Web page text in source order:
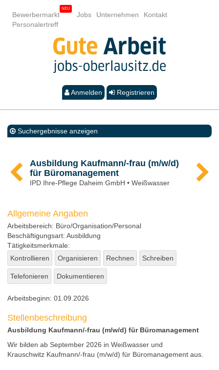
Bewerbermarkt Jobs Unternehmen
Kontakt
Personalertreff
Anmelden Registrieren
Suchergebnisse anzeigen
Ausbildung Kaufmann/-frau (m/w/d)
für Büromanagement
IPD Ihre-Pflege Daheim GmbH • Weißwasser
Allgemeine Angaben
Arbeitsbereich: Büro/Organisation/Personal
Beschäftigungsart: Ausbildung
Tätigkeitsmerkmale:
Kontrollieren
Organisieren Rechnen Schreiben
Telefonieren Dokumentieren
Arbeitsbeginn: 01.09.2026
Stellenbeschreibung
Ausbildung Kaufmann/-frau (m/w/d) für Büromanagement
Wir bilden ab September 2026 in Weißwasser und
Krauschwitz Kaufmann/-frau (m/w/d) für Büromanagement aus.